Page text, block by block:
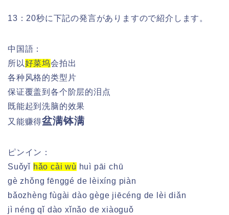
13：20秒に下記の発言がありますので紹介します。
中国語：
所以好菜坞会拍出
各种风格的类型片
保证覆盖到各个阶层的泪点
既能起到洗脑的效果
又能赚得盆满钵满
ピンイン：
Suǒyǐ hǎo cài wù huì pāi chū
gè zhǒng fēnggé de lèixíng piàn
bǎozhèng fùgài dào gège jiēcéng de lèi diǎn
jì néng qǐ dào xǐnǎo de xiàoguǒ